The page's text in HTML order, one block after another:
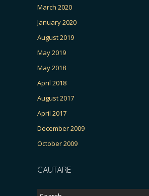
March 2020
January 2020
August 2019
May 2019
May 2018
April 2018
August 2017
April 2017
December 2009
October 2009
CAUTARE
Search